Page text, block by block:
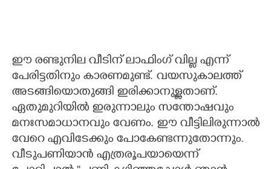
ഈ രണ്ടുനില വീടിന് ലാഫിംഗ് വില്ല എന്ന്
പേരിട്ടതിനും കാരണമുണ്ട്. വയസുകാലത്ത്
അടങ്ങിയൊതുങ്ങി ഇരിക്കാനുള്ളതാണ്.
ഏതുമുറിയിൽ ഇരുന്നാലും സന്തോഷവും
മനഃസമാധാനവും വേണം. ഈ വീട്ടിലിരുന്നാൽ
വേറെ എവിടേക്കും പോകേണ്ടന്നുതോന്നും.
വീടുപണിയാൻ എത്രരൂപയായെന്ന്